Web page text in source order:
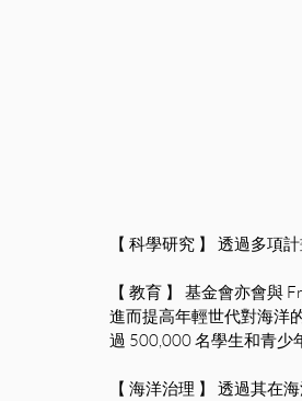
【 科學研究 】 透過多項
【 教育 】 基金會亦會與
進而提高年輕世代對海洋
過 500,000 名學生和青少
【 海洋治理 】 透過其在